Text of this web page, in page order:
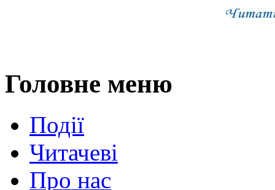
Головне меню
Події
Читачеві
Про нас